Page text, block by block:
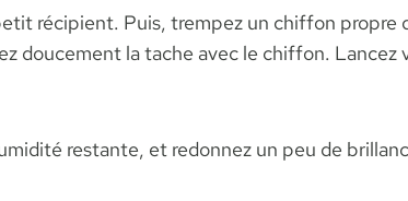
récipient. Puis, trempez un chiffon
doucement la tache avec le chiffon.
restante, et redonnez un peu de